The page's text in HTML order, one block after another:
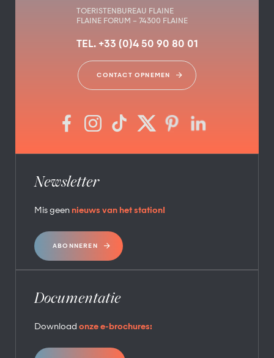
TOERISTENBUREAU FLAINE
FLAINE FORUM – 74300 FLAINE
TEL. +33 (0)4 50 90 80 01
CONTACT OPNEMEN
Newsletter
Mis geen nieuws van het station!
ABONNEREN
Documentatie
Download onze e-brochures: